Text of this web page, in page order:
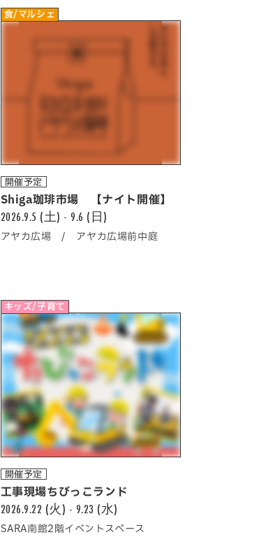
食/マルシェ
開催予定
Shiga珈琲市場 【ナイト開催】
2026.9.5 (土) - 9.6 (日)
アヤカ広場 / アヤカ広場前中庭
キッズ/子育て
開催予定
工事現場ちびっこランド
2026.9.22 (火) - 9.23 (水)
SARA南館2階イベントスペース